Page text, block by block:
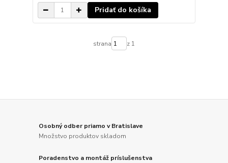
Pridať do košíka
strana z 1
Osobný odber priamo v Bratislave
Množstvo produktov skladom
Poradenstvo a montáž príslušenstva